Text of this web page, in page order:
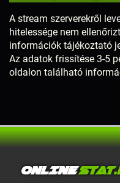
A stream szerverekről
hitelessége nem
információk tájékoztató
Az adatok frissítése 3-5
oldalon található
ONLINE